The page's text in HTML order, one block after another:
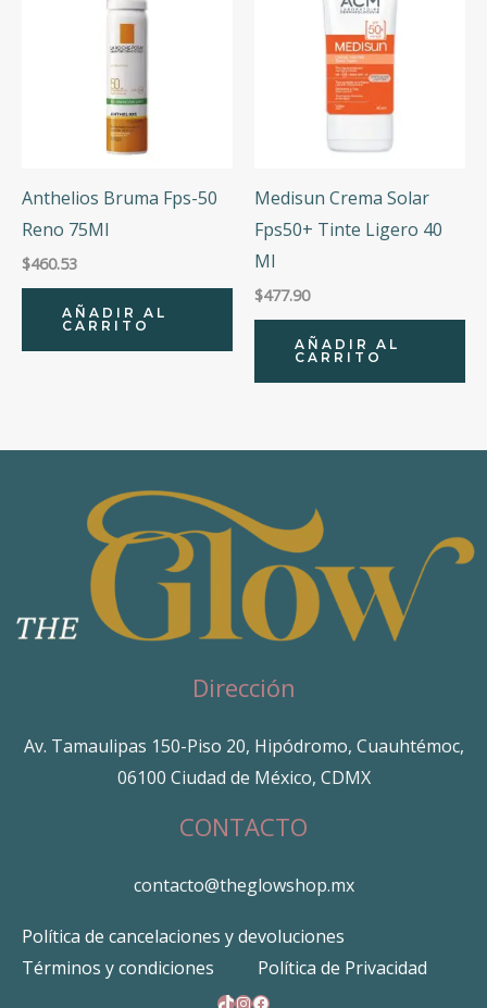
Anthelios Bruma Fps-50
Reno 75Ml
$460.53
AÑADIR AL
CARRITO
Medisun Crema Solar
Fps50+ Tinte Ligero 40
Ml
$477.90
AÑADIR AL
CARRITO
Dirección
Av. Tamaulipas 150-Piso 20, Hipódromo, Cuauhtémoc,
06100 Ciudad de México, CDMX
CONTACTO
contacto@theglowshop.mx
Política de cancelaciones y devoluciones
Términos y condiciones
Política de Privacidad
TikTok
Instagram
Facebook